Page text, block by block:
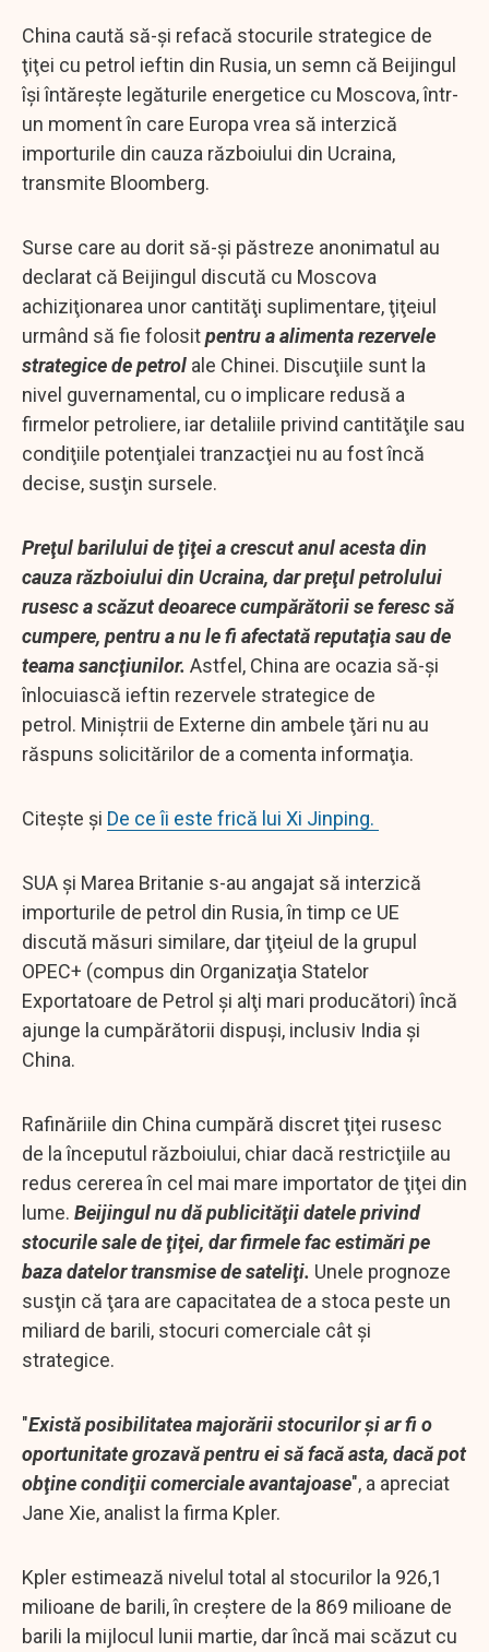
China caută să-şi refacă stocurile strategice de
ţiţei cu petrol ieftin din Rusia, un semn că Beijingul
îşi întăreşte legăturile energetice cu Moscova, într-
un moment în care Europa vrea să interzică
importurile din cauza războiului din Ucraina,
transmite Bloomberg.
Surse care au dorit să-şi păstreze anonimatul au
declarat că Beijingul discută cu Moscova
achiziţionarea unor cantităţi suplimentare, ţiţeiul
urmând să fie folositpentru a alimenta rezervele
strategice de petrol ale Chinei. Discuţiile sunt la
nivel guvernamental, cu o implicare redusă a
firmelor petroliere, iar detaliile privind cantităţile sau
condiţiile potenţialei tranzacţiei nu au fost încă
decise, susţin sursele.
Preţul barilului de ţiţei a crescut anul acesta din
cauza războiului din Ucraina, dar preţul petrolului
rusesc a scăzut deoarece cumpărătorii se feresc să
cumpere, pentru a nu le fi afectată reputaţia sau de
teama sancţiunilor. Astfel, China are ocazia să-şi
înlocuiască ieftin rezervele strategice de
petrol. Miniştrii de Externe din ambele ţări nu au
răspuns solicitărilor de a comenta informaţia.
Citește și De ce îi este frică lui Xi Jinping.
SUA şi Marea Britanie s-au angajat să interzică
importurile de petrol din Rusia, în timp ce UE
discută măsuri similare, dar ţiţeiul de la grupul
OPEC+ (compus din Organizaţia Statelor
Exportatoare de Petrol şi alţi mari producători) încă
ajunge la cumpărătorii dispuşi, inclusiv India şi
China.
Rafinăriile din China cumpără discret ţiţei rusesc
de la începutul războiului, chiar dacă restricţiile au
redus cererea în cel mai mare importator de ţiţei din
lume. Beijingul nu dă publicităţii datele privind
stocurile sale de ţiţei, dar firmele fac estimări pe
baza datelor transmise de sateliţi. Unele prognoze
susţin că ţara are capacitatea de a stoca peste un
miliard de barili, stocuri comerciale cât şi
strategice.
"Există posibilitatea majorării stocurilor şi ar fi o
oportunitate grozavă pentru ei să facă asta, dacă pot
obţine condiţii comerciale avantajoase", a apreciat
Jane Xie, analist la firma Kpler.
Kpler estimează nivelul total al stocurilor la 926,1
milioane de barili, în creştere de la 869 milioane de
barili la mijlocul lunii martie, dar încă mai scăzut cu